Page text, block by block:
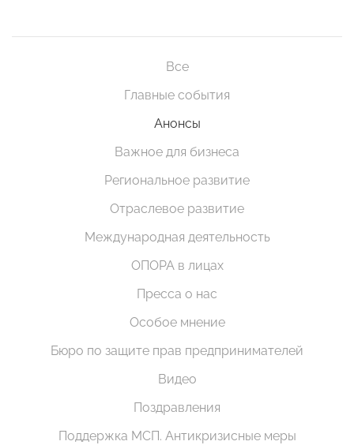
Все
Главные события
Анонсы
Важное для бизнеса
Региональное развитие
Отраслевое развитие
Международная деятельность
ОПОРА в лицах
Пресса о нас
Особое мнение
Бюро по защите прав предпринимателей
Видео
Поздравления
Поддержка МСП. Антикризисные меры